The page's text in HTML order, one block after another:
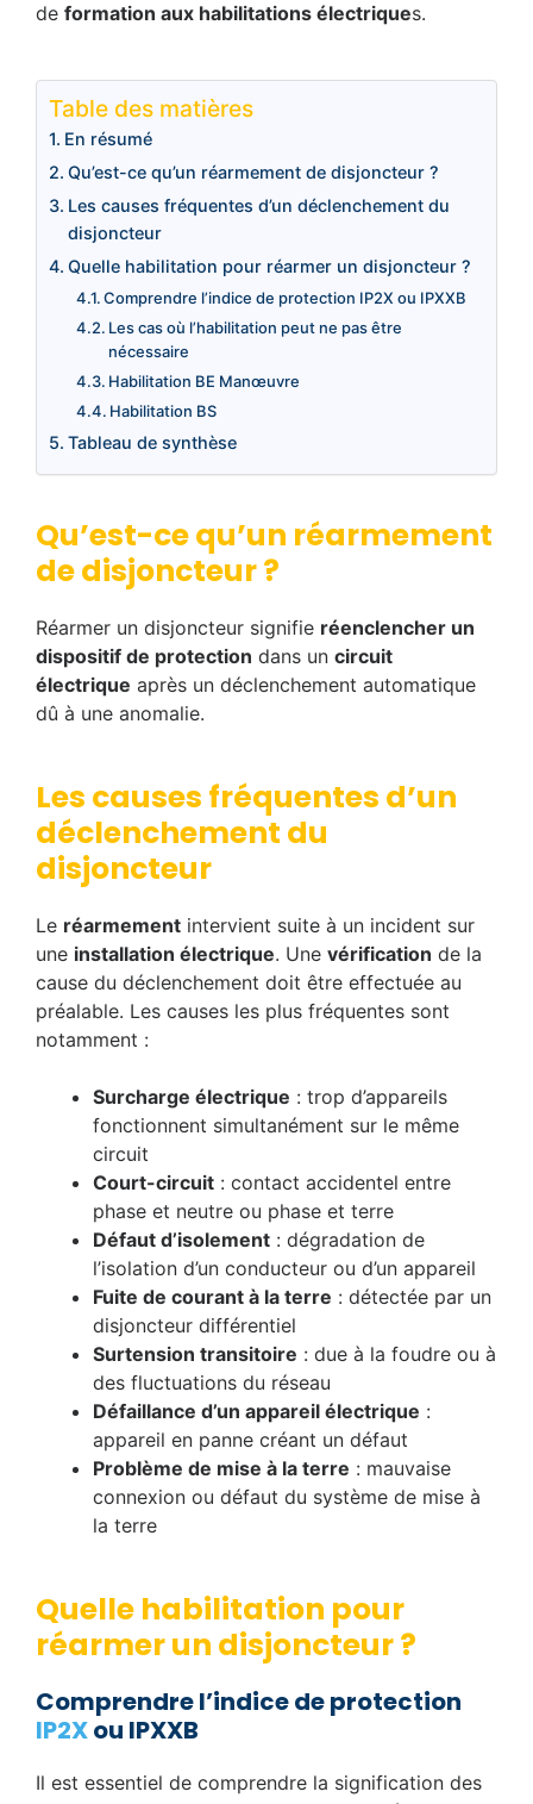
de formation aux habilitations électriques.
Table des matières
En résumé
Qu’est-ce qu’un réarmement de disjoncteur ?
Les causes fréquentes d’un déclenchement du
disjoncteur
Quelle habilitation pour réarmer un disjoncteur ?
Comprendre l’indice de protection IP2X ou IPXXB
Les cas où l’habilitation peut ne pas être
nécessaire
Habilitation BE Manœuvre
Habilitation BS
Tableau de synthèse
Qu’est-ce qu’un réarmement
de disjoncteur ?
Réarmer un disjoncteur signifie réenclencher un
dispositif de protection dans un circuit
électrique après un déclenchement automatique
dû à une anomalie.
Les causes fréquentes d’un
déclenchement du
disjoncteur
Le réarmement intervient suite à un incident sur
une installation électrique. Une vérification de la
cause du déclenchement doit être effectuée au
préalable. Les causes les plus fréquentes sont
notamment :
Surcharge électrique : trop d’appareils
fonctionnent simultanément sur le même
circuit
Court-circuit : contact accidentel entre
phase et neutre ou phase et terre
Défaut d’isolement : dégradation de
l’isolation d’un conducteur ou d’un appareil
Fuite de courant à la terre : détectée par un
disjoncteur différentiel
Surtension transitoire : due à la foudre ou à
des fluctuations du réseau
Défaillance d’un appareil électrique :
appareil en panne créant un défaut
Problème de mise à la terre : mauvaise
connexion ou défaut du système de mise à
la terre
Quelle habilitation pour
réarmer un disjoncteur ?
Comprendre l’indice de protection
IP2Xou IPXXB
Il est essentiel de comprendre la signification des